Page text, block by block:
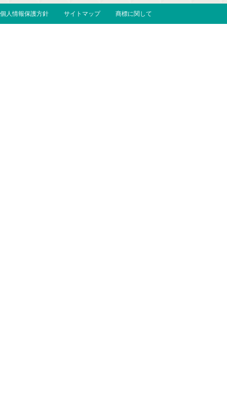
個人情報保護方針 サイトマップ 商標に関して